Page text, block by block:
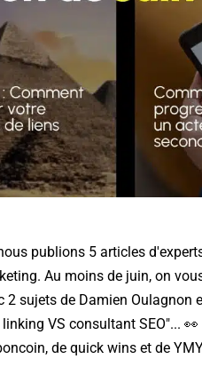
publions 5 articles
Au moins de juin, on
2 sujets de Damien Oulagnon
VS consultant SEO"...
de quick wins et de